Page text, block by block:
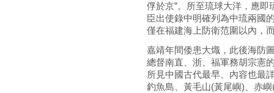
俘於京”。所至琉球大洋，應
臣出使錄中明確列為中琉兩國
僅在福建海上防衛范圍以內，
嘉靖年間倭患大熾，此後海防
總督南直、浙、福軍務胡宗憲
所見中國古代最早、內容也最
釣魚島、黃毛山(黃尾嶼)、赤